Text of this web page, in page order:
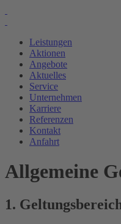
Leistungen
Aktionen
Angebote
Aktuelles
Service
Unternehmen
Karriere
Referenzen
Kontakt
Anfahrt
Allgemeine
1.